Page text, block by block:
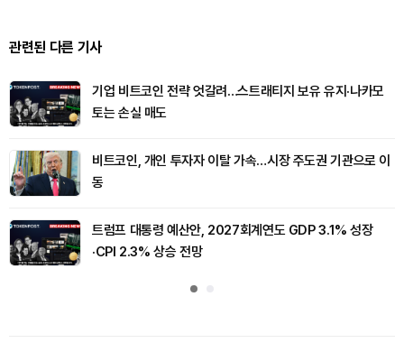
관련된 다른 기사
기업 비트코인 전략 엇갈려…스트래티지 보유 유지·나카모
토는 손실 매도
비트코인, 개인 투자자 이탈 가속…시장 주도권 기관으로 이
동
트럼프 대통령 예산안, 2027회계연도 GDP 3.1% 성장
·CPI 2.3% 상승 전망